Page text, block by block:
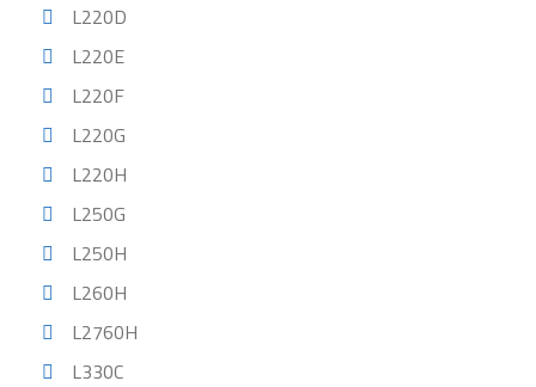
L220D
L220E
L220F
L220G
L220H
L250G
L250H
L260H
L2760H
L330C